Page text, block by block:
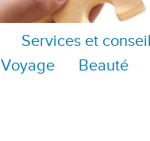
Services et
Voyage Beauté